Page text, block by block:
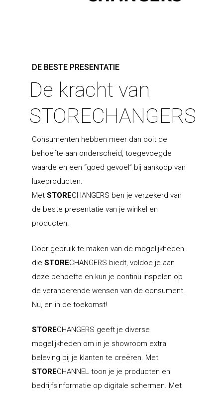
DE BESTE PRESENTATIE
De kracht van
STORECHANGERS
Consumenten hebben meer dan ooit de
behoefte aan onderscheid, toegevoegde
waarde en een “goed gevoel” bij aankoop van
luxeproducten.
Met STORECHANGERS ben je verzekerd van
de beste presentatie van je winkel en
producten.
Door gebruik te maken van de mogelijkheden
die STORECHANGERS biedt, voldoe je aan
deze behoefte en kun je continu inspelen op
de veranderende wensen van de consument.
Nu, en in de toekomst!
STORECHANGERS geeft je diverse
mogelijkheden om in je showroom extra
beleving bij je klanten te creëren. Met
STORECHANNEL toon je je producten en
bedrijfsinformatie op digitale schermen. Met